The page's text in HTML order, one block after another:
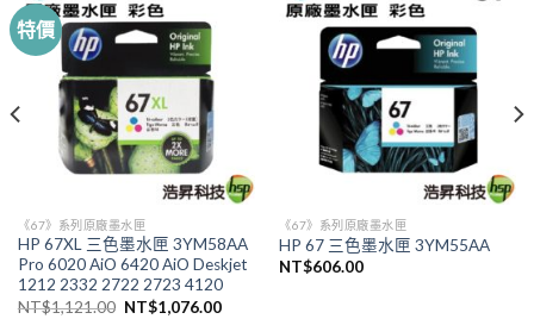
特價
《67》系列原廠墨水匣
HP 67XL 三色墨水匣 3YM58AA
Pro 6020 AiO 6420 AiO Deskjet
1212 2332 2722 2723 4120
NT$1,121.00 原
NT$1,076.00目
《67》系列原廠墨水匣
HP 67 三色墨水匣 3YM55AA
NT$606.00